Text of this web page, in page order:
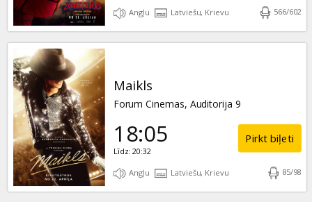
Angļu Latviešu, Krievu 566/602
Maikls
Forum Cinemas, Auditorija 9
18:05
Līdz: 20:32
Pirkt biļeti
Angļu Latviešu, Krievu 85/98